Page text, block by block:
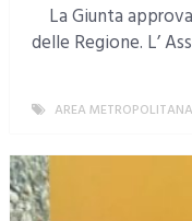
La Giunta
delle Regione. L’
AREA METROPOLITANA